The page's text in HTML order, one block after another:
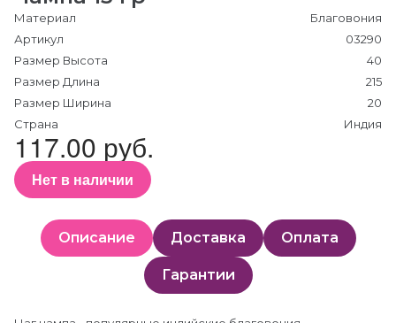
Материал
Благовония
Артикул
03290
Размер Высота
40
Размер Длина
215
Размер Ширина
20
Страна
Индия
117.00 руб.
Нет в наличии
Описание Доставка Оплата
Гарантии